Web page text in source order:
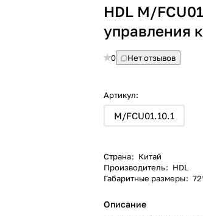
HDL M/
управления
0 Нет отзывов
Артикул:
M/FCU01.10.1
Страна: Китай
Производитель: HDL
Габаритные размеры:
Описание